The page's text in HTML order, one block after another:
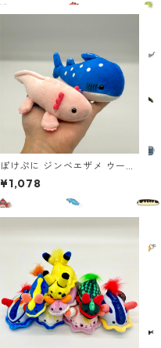
ぽけぷに ジンベエザメ ウーパ
ールーパー
¥1,078